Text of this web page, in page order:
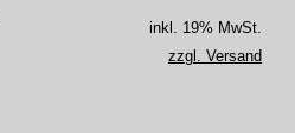
inkl. 19% MwSt.
zzgl. Versand